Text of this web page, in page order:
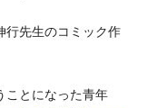
行先生のコミック作
ことになった青年